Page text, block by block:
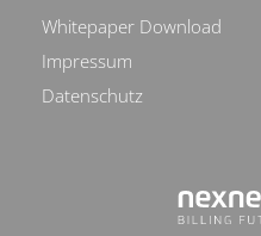
Whitepaper Download
Impressum
Datenschutz